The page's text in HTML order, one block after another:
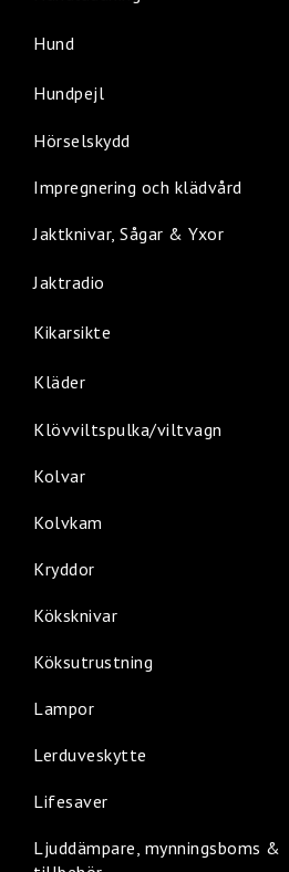
Hund
Hundpejl
Hörselskydd
Impregnering och klädvård
Jaktknivar, Sågar & Yxor
Jaktradio
Kikarsikte
Kläder
Klövviltspulka/viltvagn
Kolvar
Kolvkam
Kryddor
Köksknivar
Köksutrustning
Lampor
Lerduveskytte
Lifesaver
Ljuddämpare, mynningsboms &